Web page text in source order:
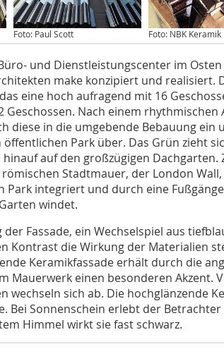
Foto: Paul Scott Foto: NBK Keramik
und Dienstleistungscenter im
make konzipiert und realisiert.
eine hoch aufragend mit 16
Nach einem rhythmischen
diese in die umgebende Bebauung ein
öffentlichen Park über. Das Grün zieht
auf den großzügigen Dachgarten.
Stadtmauer, der London
Park integriert und durch eine
windet.
Fassade, ein Wechselspiel aus
Kontrast die Wirkung der Materialien
Keramikfassade erhält durch die
Mauerwerk einen besonderen Akzent.
wechseln sich ab. Die hochglänzende
Bei Sonnenschein erlebt der
Himmel wirkt sie fast schwarz.